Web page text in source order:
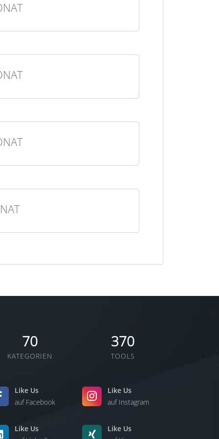
70
KATEGORIEN
370
TOOLS
Like Us
auf Facebook
Like Us
auf Instagram
Like Us
Like Us